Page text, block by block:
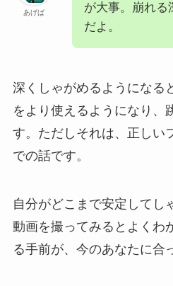
あげば
が大事。崩れる
だよ。
深くしゃがめるようになる
をより使えるようになり、
す。ただしそれは、正しい
での話です。
自分がどこまで安定してし
動画を撮ってみるとよくわ
る手前が、今のあなたに合